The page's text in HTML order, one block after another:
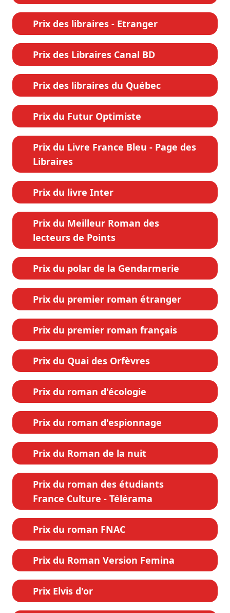
Prix des libraires - Etranger
Prix des Libraires Canal BD
Prix des libraires du Québec
Prix du Futur Optimiste
Prix du Livre France Bleu - Page des
Libraires
Prix du livre Inter
Prix du Meilleur Roman des
lecteurs de Points
Prix du polar de la Gendarmerie
Prix du premier roman étranger
Prix du premier roman français
Prix du Quai des Orfèvres
Prix du roman d'écologie
Prix du roman d'espionnage
Prix du Roman de la nuit
Prix du roman des étudiants
France Culture - Télérama
Prix du roman FNAC
Prix du Roman Version Femina
Prix Elvis d'or